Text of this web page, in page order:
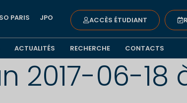
PARIS JPO ACCÈS ÉTUDIANT
ACTUALITÉS RECHERCHE CONTACTS
2017-06-18 à